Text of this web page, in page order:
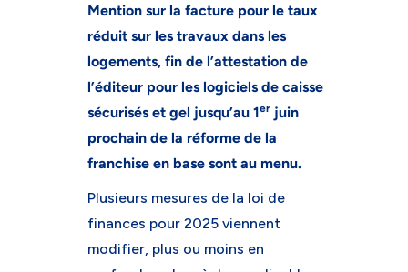
Mention sur la facture pour le taux
réduit sur les travaux dans les
logements, fin de l’attestation de
l’éditeur pour les logiciels de caisse
sécurisés et gel jusqu’au 1er juin
prochain de la réforme de la
franchise en base sont au menu.
Plusieurs mesures de la loi de
finances pour 2025 viennent
modifier, plus ou moins en